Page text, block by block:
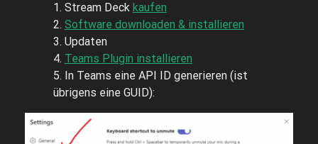
1. Stream Deck kaufen
2. Software downloaden & installieren
3. Updaten
4. Teams Plugin installieren
5. In Teams eine API ID generieren (ist
übrigens eine GUID):